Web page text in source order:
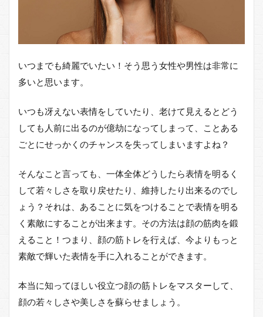
いつまでも綺麗でいたい！そう思う女性や男性は非常に
多いと思います。
いつも冴えない表情をしていたり、老けて見えるとどう
しても人前に出るのが億劫になってしまって、ことある
ごとにせっかくのチャンスを失ってしまいますよね？
そんなこと言っても、一体全体どうしたら表情を明るく
して若々しさを取り戻せたり、維持したり出来るのでし
ょう？それは、あることに気をつけることで表情を明る
く素敵にすることが出来ます。その方法は顔の筋肉を鍛
えること！つまり、顔の筋トレを行えば、今よりもっと
素敵で輝いた表情を手に入れることができます。
本当に知ってほしい役立つ顔の筋トレをマスターして、
顔の若々しさや美しさを蘇らせましょう。